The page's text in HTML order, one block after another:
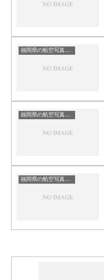
福岡県の航空写真・空中写真
福岡県の航空写真・空中写真
福岡県の航空写真・空中写真